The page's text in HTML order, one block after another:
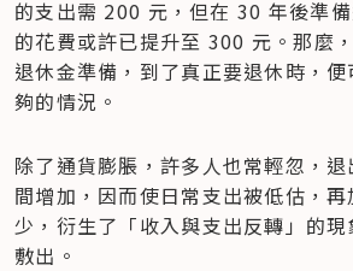
的支出需 200 元，但在 30 年後準
的花費或許已提升至 300 元。那麼
退休金準備，到了真正要退休時，
夠的情況。
除了通貨膨脹，許多人也常輕忽，
間增加，因而使日常支出被低估，
少，衍生了「收入與支出反轉」的
敷出。